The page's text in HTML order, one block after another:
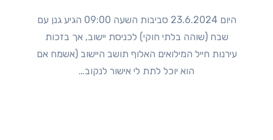
היום 23.6.2024 סביבות השעה 09:00 הגיע גנן עם
שבח (שוהה בלתי חוקי) לכניסת יישוב, אך בזכות
עירנות חייל המילואים האלוף תושב היישוב (אשמח אם
הוא יוכל לתת לי אישור לנקוב…